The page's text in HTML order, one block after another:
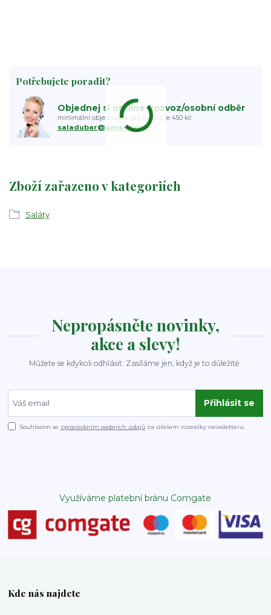
Zboží zařazeno v kategoriích
Saláty
Potřebujete poradit?
Objednej si on-line Rozvoz/osobní odběr
minimální objednávka pro rozvoz je 450 kč
saladubar@gmail.com
Nepropásněte novinky,
akce a slevy!
Můžete se kdykoli odhlásit. Zasíláme jen, když je to důležité.
Přihlásit se
Souhlasím se zpracováním osobních údajů za účelem rozesílky newsletteru.
Využíváme platební bránu Comgate
Kde nás najdete